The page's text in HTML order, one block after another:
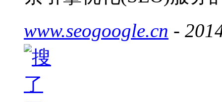
www.seogoogle.cn -